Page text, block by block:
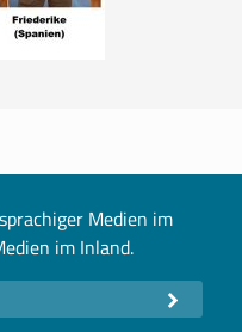
Medien im
im Inland.